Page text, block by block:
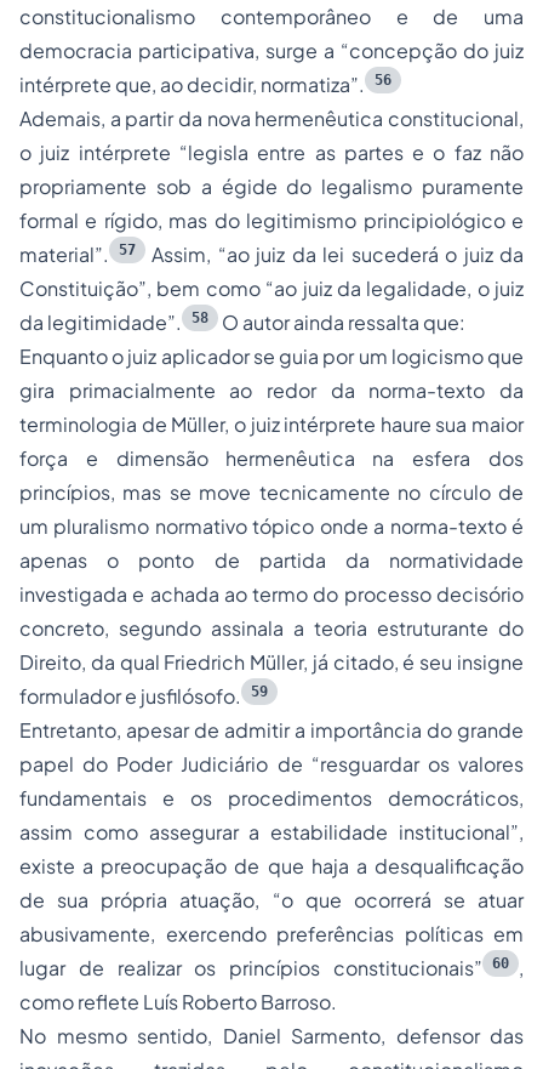
constitucionalismo contemporâneo e de uma
democracia participativa, surge a “concepção do juiz
intérprete que, ao decidir, normatiza”.
56
Ademais, a partir da nova hermenêutica constitucional,
o juiz intérprete “legisla entre as partes e o faz não
propriamente sob a égide do legalismo puramente
formal e rígido, mas do legitimismo principiológico e
material”.
57
Assim, “ao juiz da lei sucederá o juiz da
Constituição”, bem como “ao juiz da legalidade, o juiz
da legitimidade”.
58
O autor ainda ressalta que:
Enquanto o juiz aplicador se guia por um logicismo que
gira primacialmente ao redor da norma-texto da
terminologia de Müller, o juiz intérprete haure sua maior
força e dimensão hermenêutica na esfera dos
princípios, mas se move tecnicamente no círculo de
um pluralismo normativo tópico onde a norma-texto é
apenas o ponto de partida da normatividade
investigada e achada ao termo do processo decisório
concreto, segundo assinala a teoria estruturante do
Direito, da qual Friedrich Müller, já citado, é seu insigne
formulador e jusfilósofo.
59
Entretanto, apesar de admitir a importância do grande
papel do Poder Judiciário de “resguardar os valores
fundamentais e os procedimentos democráticos,
assim como assegurar a estabilidade institucional”,
existe a preocupação de que haja a desqualificação
de sua própria atuação, “o que ocorrerá se atuar
abusivamente, exercendo preferências políticas em
lugar de realizar os princípios constitucionais”
60
,
como reflete Luís Roberto Barroso.
No mesmo sentido, Daniel Sarmento, defensor das